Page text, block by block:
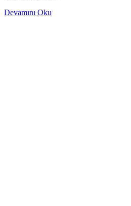
Devamını Oku